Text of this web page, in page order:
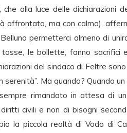
alla luce delle dichiarazioni
affrontato, ma con calma),
permetterci almeno di
le bollette, fanno sacrifici
del sindaco di Feltre
Ma quando? Quando
rimandato in attesa di un
civili e non di bisogni
la piccola realtà di Vodo di